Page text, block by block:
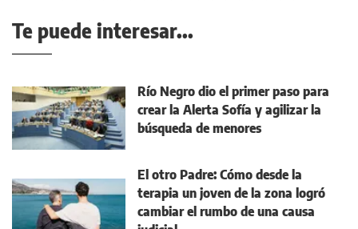
Te puede interesar...
Río Negro dio el primer paso para
crear la Alerta Sofía y agilizar la
búsqueda de menores
El otro Padre: Cómo desde la
terapia un joven de la zona logró
cambiar el rumbo de una causa